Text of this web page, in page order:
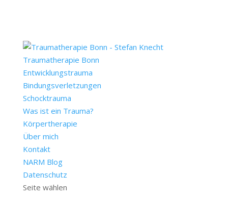
Traumatherapie Bonn
Entwicklungstrauma
Bindungsverletzungen
Schocktrauma
Was ist ein Trauma?
Körpertherapie
Über mich
Kontakt
NARM Blog
Datenschutz
Seite wählen